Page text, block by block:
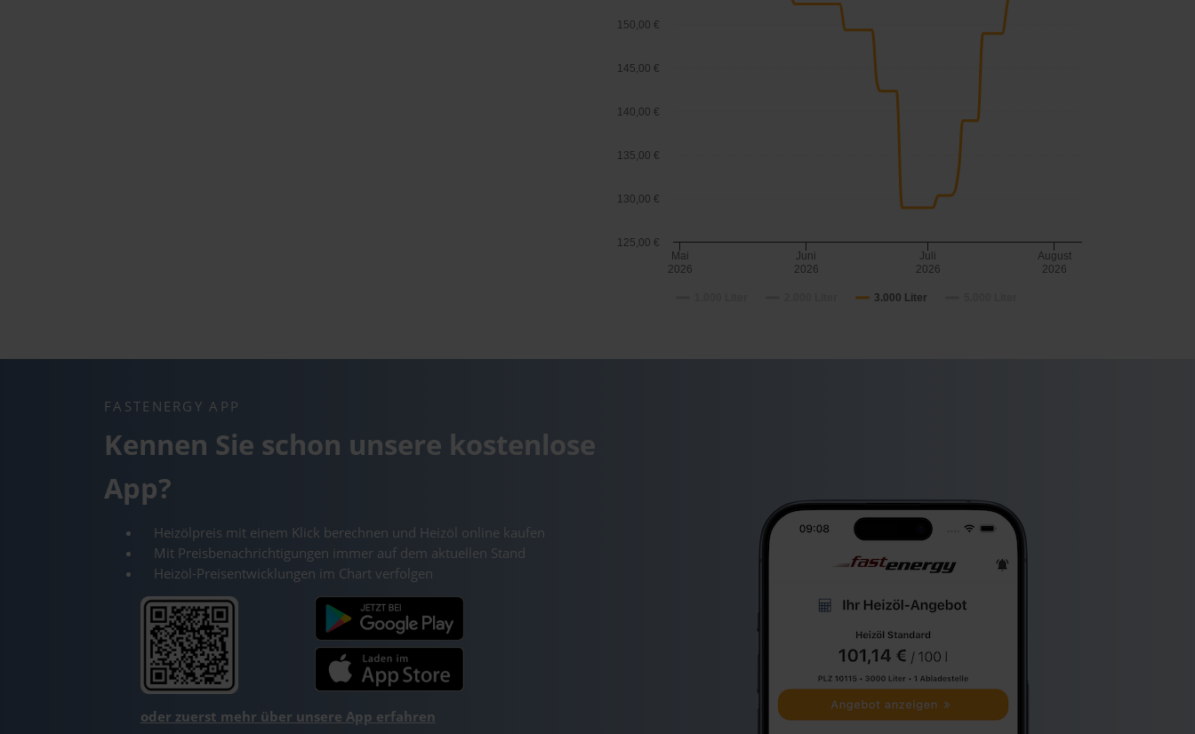
3.000 Liter
Mai
2026
Juni
2026
Juli
2026
August
2026
125,00 €
130,00 €
135,00 €
140,00 €
145,00 €
150,00 €
FASTENERGY APP
Kennen Sie schon unsere kostenlose
App?
Heizölpreis mit einem Klick berechnen und Heizöl online kaufen
Mit Preisbenachrichtigungen immer auf dem aktuellen Stand
Heizöl-Preisentwicklungen im Chart verfolgen
oder zuerst mehr über unsere App erfahren